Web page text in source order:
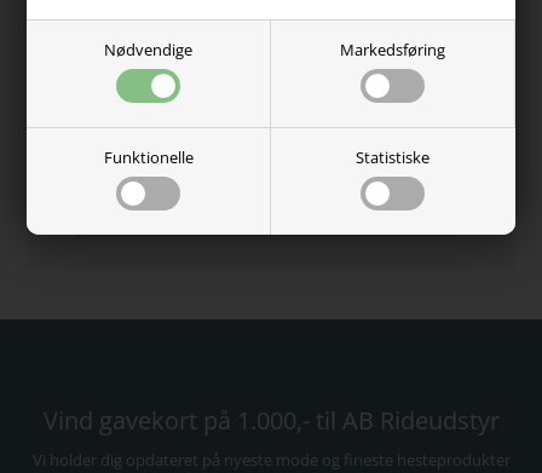
Nødvendige Markedsføring
Funktionelle Statistiske
Kundernes anderkendelse
5 Stjerner - Trustpilot
Kundeservice - 60485584
Vind gavekort på 1.000,- til AB Rideudstyr
Vi holder dig opdateret på nyeste mode og fineste hesteprodukter